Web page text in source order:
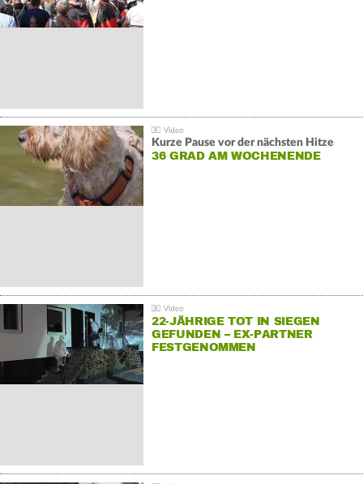
Kurze Pause vor der nächsten Hitze
36 GRAD AM WOCHENENDE
22-JÄHRIGE TOT IN SIEGEN
GEFUNDEN – EX-PARTNER
FESTGENOMMEN